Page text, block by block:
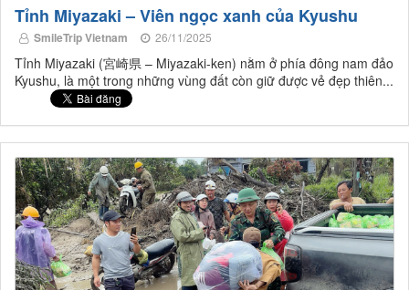
Tỉnh Miyazaki – Viên ngọc xanh của Kyushu
SmileTrip Vietnam 26/11/2025
Tỉnh Miyazaki (宮崎県 – Miyazaki-ken) nằm ở phía đông nam đảo
Kyushu, là một trong những vùng đất còn giữ được vẻ đẹp thiên...